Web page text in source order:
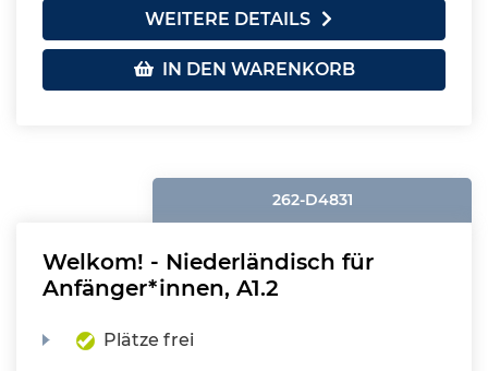
WEITERE DETAILS
IN DEN WARENKORB
262-D4831
Welkom! - Niederländisch für
Anfänger*innen, A1.2
Plätze frei